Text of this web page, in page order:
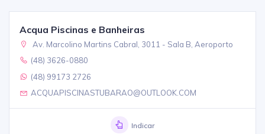
Acqua Piscinas e Banheiras
Av. Marcolino Martins Cabral, 3011 - Sala B, Aeroporto
(48) 3626-0880
(48) 99173 2726
ACQUAPISCINASTUBARAO@OUTLOOK.COM
Indicar